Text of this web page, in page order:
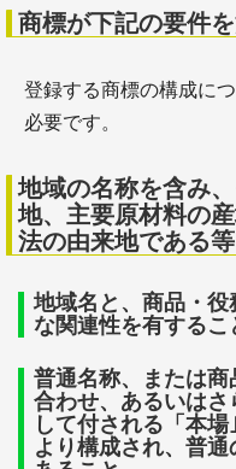
商標が下記の要件
登録する商標の構成に
必要です。
地域の名称を含み
地、主要原材料の
法の由来地である等
地域名と、商品・
な関連性を有するこ
普通名称、または
合わせ、あるいはさ
して付される「本
より構成され、普